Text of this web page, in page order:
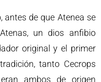
de que Atenea se
un dios anfibio
original y el primer
tanto Cecrops
eran ambos de origen